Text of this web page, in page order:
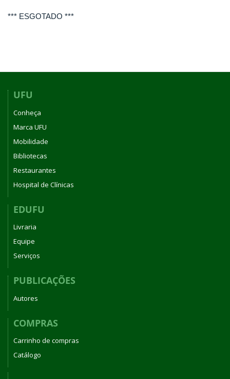
*** ESGOTADO ***
UFU
Conheça
Marca UFU
Mobilidade
Bibliotecas
Restaurantes
Hospital de Clínicas
EDUFU
Livraria
Equipe
Serviços
PUBLICAÇÕES
Autores
COMPRAS
Carrinho de compras
Catálogo